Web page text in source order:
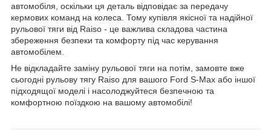
автомобіля, оскільки ця деталь відповідає за передачу
кермових команд на колеса. Тому купівля якісної та надійної
рульової тяги від Raiso - це важлива складова частина
збереження безпеки та комфорту під час керування
автомобілем.
Не відкладайте заміну рульової тяги на потім, замовте вже
сьогодні рульову тягу Raiso для вашого Ford S-Max або іншої
підходящої моделі і насолоджуйтеся безпечною та
комфортною поїздкою на вашому автомобілі!